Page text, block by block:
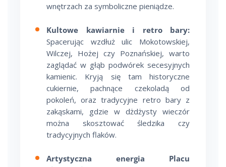
wnętrzach za symboliczne pieniądze.
Kultowe kawiarnie i retro bary:
Spacerując wzdłuż ulic Mokotowskiej,
Wilczej, Hożej czy Poznańskiej, warto
zaglądać w głąb podwórek secesyjnych
kamienic. Kryją się tam historyczne
cukiernie, pachnące czekoladą od
pokoleń, oraz tradycyjne retro bary z
zakąskami, gdzie w dżdżysty wieczór
można skosztować śledzika czy
tradycyjnych flaków.
Artystyczna energia Placu